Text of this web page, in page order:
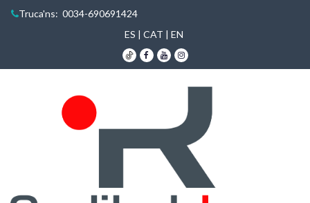
Truca'ns: 0034-690691424
ES | CAT | EN
  